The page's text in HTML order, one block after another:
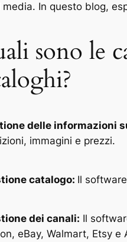
media. In questo blog,
sono le
delle informazioni
immagini e prezzi.
catalogo: Il
dei canali: Il
eBay, Walmart, Etsy